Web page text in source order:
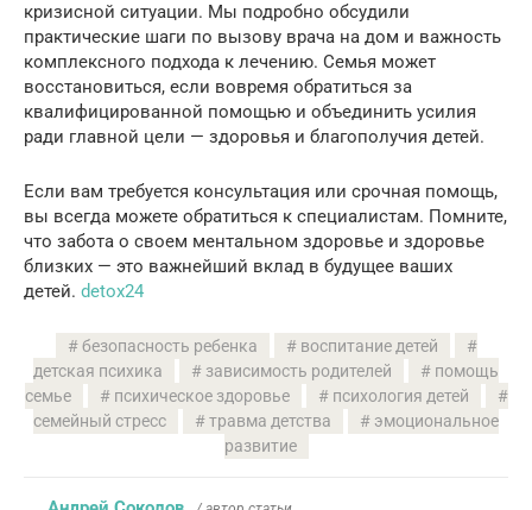
кризисной ситуации. Мы подробно обсудили
практические шаги по вызову врача на дом и важность
комплексного подхода к лечению. Семья может
восстановиться, если вовремя обратиться за
квалифицированной помощью и объединить усилия
ради главной цели — здоровья и благополучия детей.
Если вам требуется консультация или срочная помощь,
вы всегда можете обратиться к специалистам. Помните,
что забота о своем ментальном здоровье и здоровье
близких — это важнейший вклад в будущее ваших
детей. detox24
безопасность ребенка
воспитание детей
детская психика
зависимость родителей
помощь
семье
психическое здоровье
психология детей
семейный стресс
травма детства
эмоциональное
развитие